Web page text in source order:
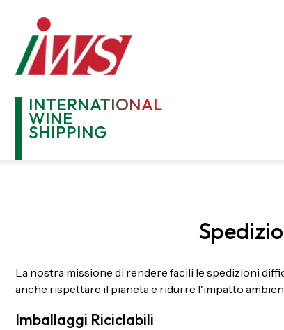
INTERNATIONAL
WINE
SHIPPING
La nostra missione di rendere facili le spedizioni
anche rispettare il pianeta e ridurre l'impatto
Imballaggi Riciclabili